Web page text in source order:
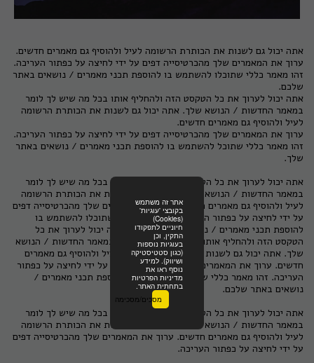
מסכים/מסכימה
אתר זה משתמש
בקובצי 'עוגיות'
(Cookies)
חיוניים לתפקודו
התקין, וכן
בעוגיות נוספות
(כגון סטטיסטיקה
ושיווק). למידע
נוסף ראו את
מדיניות הפרטיות
בתחתית האתר.
אתה יכול גם לשנות את הכותרת הרשומה לעיל ולהוסיף גם מאמרים חדשים.
ערוך את המאמרים שלך מהכרטיסייה דפים על ידי לחיצה על כפתור העריכה.
זהו מאמר כללי שתוכלו להשתמש בו להוספת תכני מאמרים / נושאים באתר
שלכם.
אתה יכול לערוך את כל הטקסט הזה ולהחליף אותו בכל מה שיש לך לומר
במאמר החדשות / הנושא שלך. אתה יכול גם לשנות את הכותרת הרשומה
לעיל ולהוסיף גם מאמרים חדשים.
ערוך את המאמרים שלך מהכרטיסייה דפים על ידי לחיצה על כפתור העריכה.
זהו מאמר כללי שתוכל להשתמש בו להוספת תכני מאמרים / נושאים באתר
שלך.
אתה יכול לערוך את כל הטקסט הזה ולהחליף אותו בכל מה שיש לך לומר
במאמר החדשות / הנושא שלך. אתה יכול גם לשנות את הכותרת הרשומה
לעיל ולהוסיף גם מאמרים חדשים. ערוך את המאמרים שלך מהכרטיסייה דפים
על ידי לחיצה על כפתור העריכה. זהו מאמר כללי שתוכלו להשתמש בו
להוספת תכני מאמרים / נושאים באתר שלכם. אתה יכול לערוך את כל
הטקסט הזה ולהחליף אותו בכל מה שיש לך לומר במאמר החדשות / הנושא
שלך. אתה יכול גם לשנות את הכותרת הרשומה לעיל ולהוסיף גם מאמרים
חדשים. ערוך את המאמרים שלך מהכרטיסייה דפים על ידי לחיצה על כפתור
העריכה. זהו מאמר כללי שתוכלו להשתמש בו להוספת תכני מאמרים /
נושאים באתר שלכם.
אתה יכול לערוך את כל הטקסט הזה ולהחליף אותו בכל מה שיש לך לומר
במאמר החדשות / הנושא שלך. אתה יכול גם לשנות את הכותרת הרשומה
לעיל ולהוסיף גם מאמרים חדשים. ערוך את המאמרים שלך מהכרטיסייה דפים
על ידי לחיצה על כפתור העריכה.